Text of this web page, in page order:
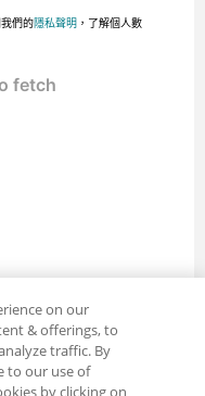
們的隱私聲明 ，了解個人數
on our
& offerings, to
traffic. By
to our use of
by clicking on